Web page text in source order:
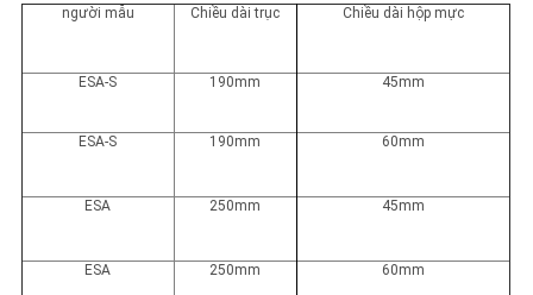
người mẫu Chiều dài trục Chiều dài hộp mực
ESA-S 190mm 45mm
ESA-S 190mm 60mm
ESA 250mm 45mm
ESA 250mm 60mm